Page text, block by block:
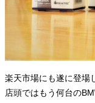
楽天市場にも遂に登場
店頭ではもう何台の